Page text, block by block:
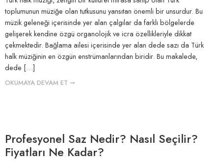
toplumunun müziğe olan tutkusunu yansıtan önemli bir unsurdur. Bu
müzik geleneği içerisinde yer alan çalgılar da farklı bölgelerde
gelişerek kendine özgü organolojik ve icra özellikleriyle dikkat
çekmektedir. Bağlama ailesi içerisinde yer alan dede sazı da Türk
halk müziğinin en özgün enstrümanlarından biridir. Bu makalede,
dede […]
OKUMAYA DEVAM ET ➞
Profesyonel Saz Nedir? Nasıl Seçilir?
Fiyatları Ne Kadar?